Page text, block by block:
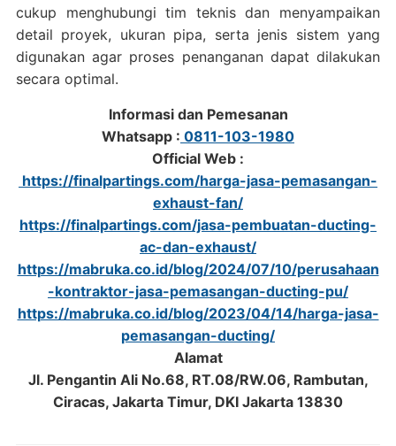
cukup menghubungi tim teknis dan menyampaikan
detail proyek, ukuran pipa, serta jenis sistem yang
digunakan agar proses penanganan dapat dilakukan
secara optimal.
Informasi dan Pemesanan
Whatsapp : 0811-103-1980
Official Web :
https://finalpartings.com/harga-jasa-pemasangan-
exhaust-fan/
https://finalpartings.com/jasa-pembuatan-ducting-
ac-dan-exhaust/
https://mabruka.co.id/blog/2024/07/10/perusahaan
-kontraktor-jasa-pemasangan-ducting-pu/
https://mabruka.co.id/blog/2023/04/14/harga-jasa-
pemasangan-ducting/
Alamat
Jl. Pengantin Ali No.68, RT.08/RW.06, Rambutan,
Ciracas, Jakarta Timur, DKI Jakarta 13830